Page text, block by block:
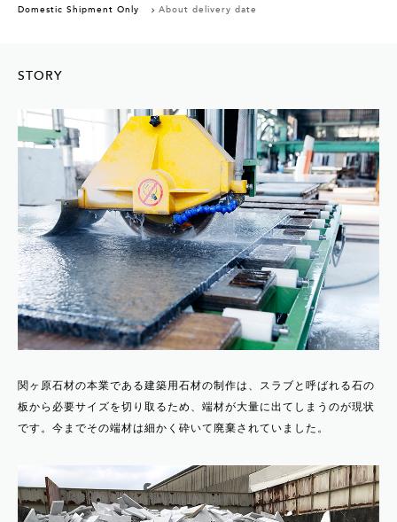
Domestic Shipment Only About delivery date
STORY
関ヶ原石材の本業である建築用石材の制作は、スラブと呼ばれる石の
板から必要サイズを切り取るため、端材が大量に出てしまうのが現状
です。今までその端材は細かく砕いて廃棄されていました。